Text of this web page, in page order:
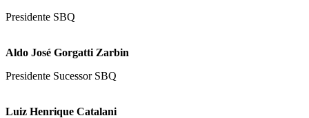
Presidente SBQ
Aldo José Gorgatti Zarbin
Presidente Sucessor SBQ
Luiz Henrique Catalani